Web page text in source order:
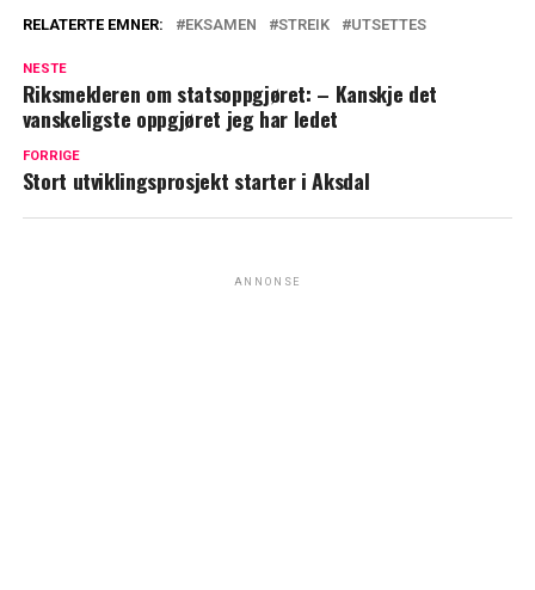
RELATERTE EMNER: EKSAMEN STREIK UTSETTES
NESTE
Riksmekleren om statsoppgjøret: – Kanskje det
vanskeligste oppgjøret jeg har ledet
FORRIGE
Stort utviklingsprosjekt starter i Aksdal
ANNONSE